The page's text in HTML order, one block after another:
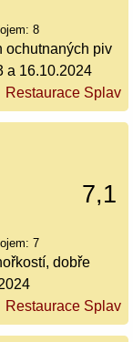
8
ochutnaných piv
a 16.10.2024
Restaurace Splav
7,1
7
dobře
Restaurace Splav